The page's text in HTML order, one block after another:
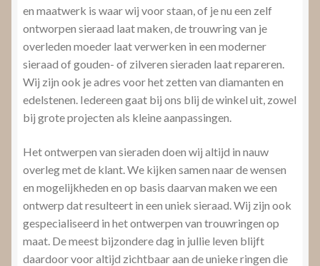
en maatwerk is waar wij voor staan, of je nu een zelf
ontworpen sieraad laat maken, de trouwring van je
overleden moeder laat verwerken in een moderner
sieraad of gouden- of zilveren sieraden laat repareren.
Wij zijn ook je adres voor het zetten van diamanten en
edelstenen. Iedereen gaat bij ons blij de winkel uit, zowel
bij grote projecten als kleine aanpassingen.
Het ontwerpen van sieraden doen wij altijd in nauw
overleg met de klant. We kijken samen naar de wensen
en mogelijkheden en op basis daarvan maken we een
ontwerp dat resulteert in een uniek sieraad. Wij zijn ook
gespecialiseerd in het ontwerpen van trouwringen op
maat. De meest bijzondere dag in jullie leven blijft
daardoor voor altijd zichtbaar aan de unieke ringen die